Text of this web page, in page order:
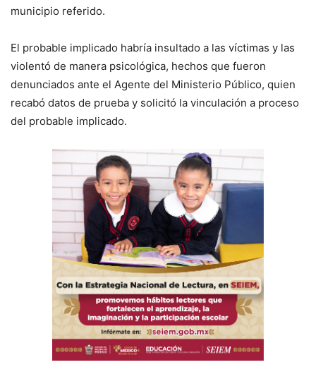
municipio referido.
El probable implicado habría insultado a las víctimas y las
violentó de manera psicológica, hechos que fueron
denunciados ante el Agente del Ministerio Público, quien
recabó datos de prueba y solicitó la vinculación a proceso
del probable implicado.